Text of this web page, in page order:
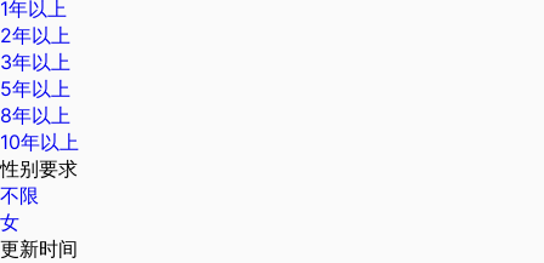
1年以上
2年以上
3年以上
5年以上
8年以上
10年以上
性别要求
不限
女
更新时间